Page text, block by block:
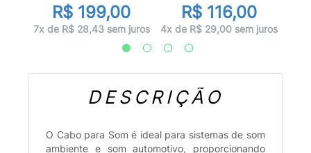
R$ 199,00
7x de R$ 28,43 sem juros
R$ 116,00
4x de R$ 29,00 sem juros
DESCRIÇÃO
O Cabo para Som é ideal para sistemas de som
ambiente e som automotivo, proporcionando